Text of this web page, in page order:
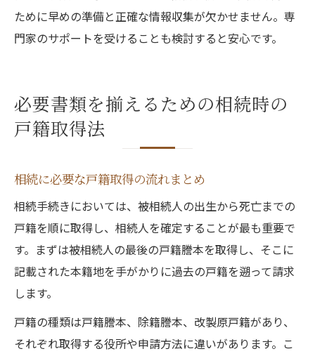
ために早めの準備と正確な情報収集が欠かせません。専
門家のサポートを受けることも検討すると安心です。
必要書類を揃えるための相続時の
戸籍取得法
相続に必要な戸籍取得の流れまとめ
相続手続きにおいては、被相続人の出生から死亡までの
戸籍を順に取得し、相続人を確定することが最も重要で
す。まずは被相続人の最後の戸籍謄本を取得し、そこに
記載された本籍地を手がかりに過去の戸籍を遡って請求
します。
戸籍の種類は戸籍謄本、除籍謄本、改製原戸籍があり、
それぞれ取得する役所や申請方法に違いがあります。こ